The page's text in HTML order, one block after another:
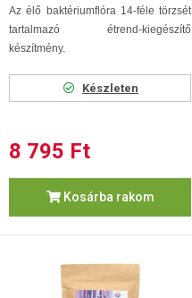
Az élő baktériumflóra 14-féle törzsét
tartalmazó étrend-kiegészítő
készítmény.
Készleten
8 795 Ft
Kosárba rakom